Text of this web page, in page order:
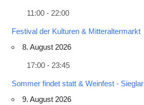
11:00 - 22:00
Festival der Kulturen & Mitteraltermarkt
8. August 2026
17:00 - 23:45
Sommer findet statt & Weinfest - Sieglar
9. August 2026